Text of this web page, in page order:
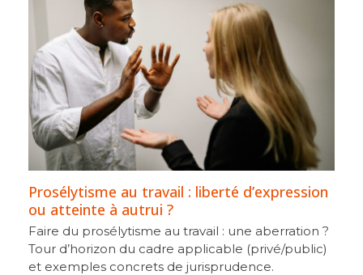
Prosélytisme au travail : liberté d’expression
ou atteinte à autrui ?
Faire du prosélytisme au travail : une aberration ?
Tour d’horizon du cadre applicable (privé/public)
et exemples concrets de jurisprudence.